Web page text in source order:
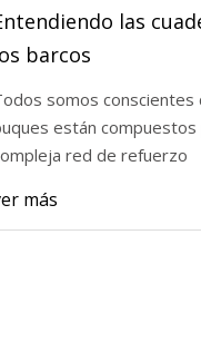
las
barcos
somos conscientes
están compuestos
red de refuerzo
más